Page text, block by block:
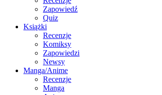
Zapowiedź
Quiz
Książki
Recenzje
Komiksy
Zapowiedzi
Newsy
Manga/Anime
Recenzje
Manga